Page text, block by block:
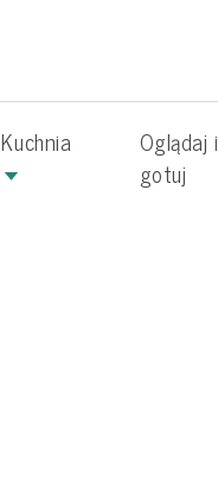
Kuchnia
Oglądaj i
gotuj